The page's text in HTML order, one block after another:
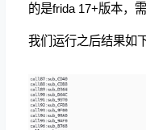
的是frida 17+版本，
我们运行之后结果如下